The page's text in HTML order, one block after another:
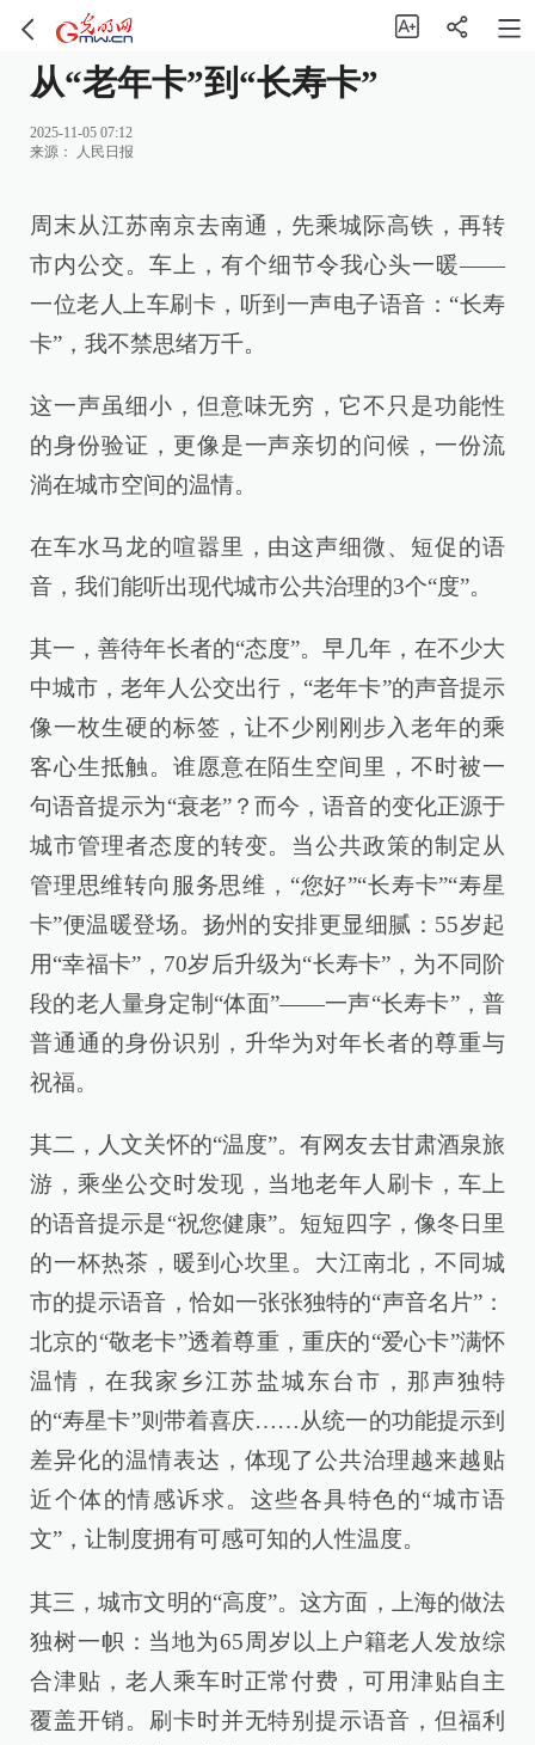
从“老年卡”到“长寿卡”
2025-11-05 07:12
来源：
人民日报
周末从江苏南京去南通，先乘城际高铁，再转
市内公交。车上，有个细节令我心头一暖——
一位老人上车刷卡，听到一声电子语音：“长寿
卡”，我不禁思绪万千。
这一声虽细小，但意味无穷，它不只是功能性
的身份验证，更像是一声亲切的问候，一份流
淌在城市空间的温情。
在车水马龙的喧嚣里，由这声细微、短促的语
音，我们能听出现代城市公共治理的3个“度”。
其一，善待年长者的“态度”。早几年，在不少大
中城市，老年人公交出行，“老年卡”的声音提示
像一枚生硬的标签，让不少刚刚步入老年的乘
客心生抵触。谁愿意在陌生空间里，不时被一
句语音提示为“衰老”？而今，语音的变化正源于
城市管理者态度的转变。当公共政策的制定从
管理思维转向服务思维，“您好”“长寿卡”“寿星
卡”便温暖登场。扬州的安排更显细腻：55岁起
用“幸福卡”，70岁后升级为“长寿卡”，为不同阶
段的老人量身定制“体面”——一声“长寿卡”，普
普通通的身份识别，升华为对年长者的尊重与
祝福。
其二，人文关怀的“温度”。有网友去甘肃酒泉旅
游，乘坐公交时发现，当地老年人刷卡，车上
的语音提示是“祝您健康”。短短四字，像冬日里
的一杯热茶，暖到心坎里。大江南北，不同城
市的提示语音，恰如一张张独特的“声音名片”：
北京的“敬老卡”透着尊重，重庆的“爱心卡”满怀
温情，在我家乡江苏盐城东台市，那声独特
的“寿星卡”则带着喜庆……从统一的功能提示到
差异化的温情表达，体现了公共治理越来越贴
近个体的情感诉求。这些各具特色的“城市语
文”，让制度拥有可感可知的人性温度。
其三，城市文明的“高度”。这方面，上海的做法
独树一帜：当地为65周岁以上户籍老人发放综
合津贴，老人乘车时正常付费，可用津贴自主
覆盖开销。刷卡时并无特别提示语音，但福利